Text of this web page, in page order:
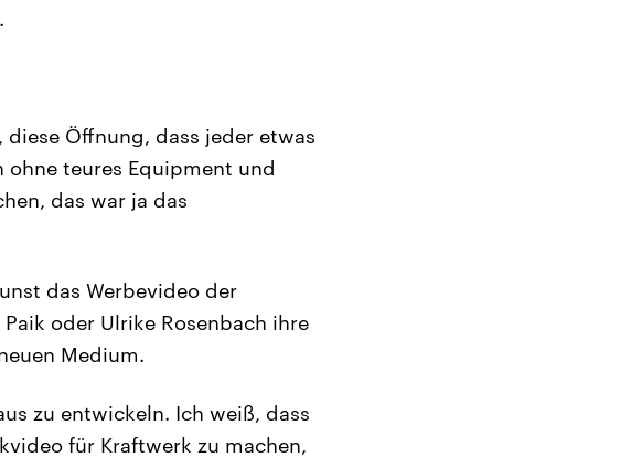
diese Öffnung, dass jeder etwas
teures Equipment und
das war ja das
das Werbevideo der
oder Ulrike Rosenbach ihre
Medium.
zu entwickeln. Ich weiß, dass
für Kraftwerk zu machen,